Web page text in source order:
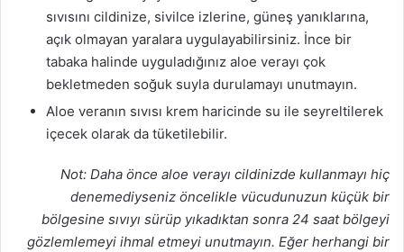
sıvısını cildinize, sivilce izlerine, güneş yanıklarına,
açık olmayan yaralara uygulayabilirsiniz. İnce bir
tabaka halinde uyguladığınız aloe verayı çok
bekletmeden soğuk suyla durulamayı unutmayın.
Aloe veranın sıvısı krem haricinde su ile seyreltilerek
içecek olarak da tüketilebilir.
Not: Daha önce aloe verayı cildinizde kullanmayı hiç
denemediyseniz öncelikle vücudunuzun küçük bir
bölgesine sıvıyı sürüp yıkadıktan sonra 24 saat bölgeyi
gözlemlemeyi ihmal etmeyi unutmayın. Eğer herhangi bir